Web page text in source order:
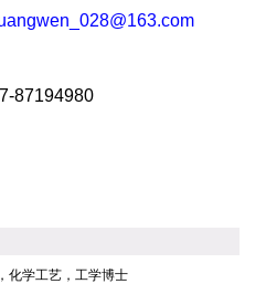
87194980
化学工艺，工学博士